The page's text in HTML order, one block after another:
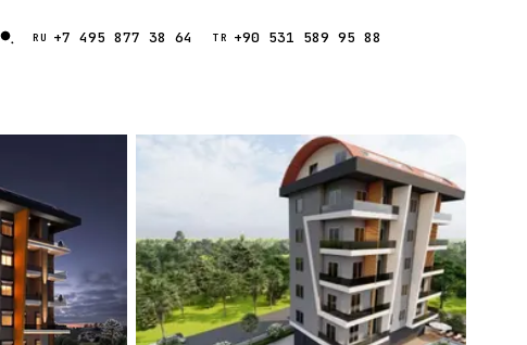
RU +7 495 877 38 64 TR +90 531 589 95 88
Испания